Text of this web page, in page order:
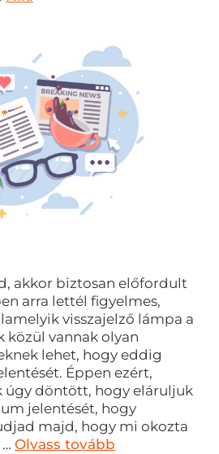
akkor biztosan előfordult
arra lettél figyelmes,
visszajelző lámpa a
közül vannak olyan
lehet, hogy eddig
Éppen ezért,
úgy döntött, hogy eláruljuk
jelentését, hogy
majd, hogy mi okozta
Olvass tovább